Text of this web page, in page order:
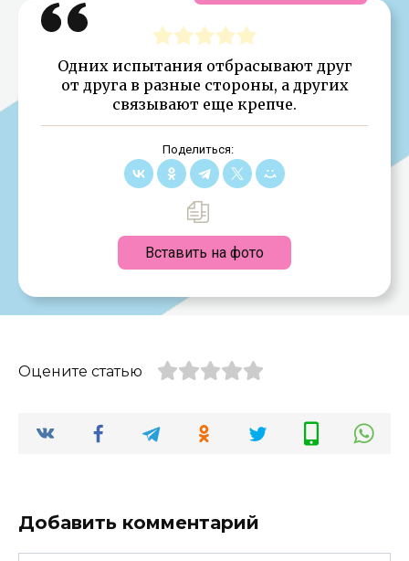
Одних испытания отбрасывают друг
от друга в разные стороны, а других
связывают еще крепче.
Поделиться:
Вставить на фото
Оцените статью
Добавить комментарий